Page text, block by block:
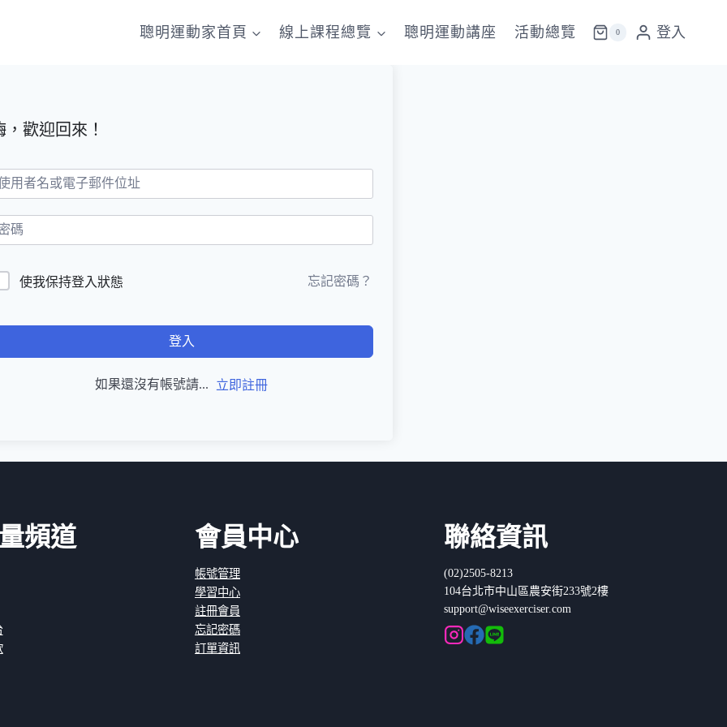
聰明運動家首頁 線上課程總覽 聰明運動講座 活動總覽 0 登入
，歡迎回來！
使我保持登入狀態 忘記密碼？
登入
如果還沒有帳號請... 立即註冊
頻道 會員中心
帳號管理
學習中心
註冊會員
忘記密碼
訂單資訊
聯絡資訊
(02)2505-8213
104台北市中山區農安街233號2樓
support@wiseexerciser.com